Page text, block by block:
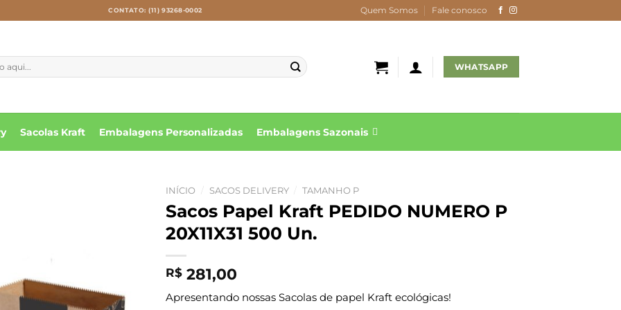
CONTATO: (11) 93268-0002 Quem Somos Fale conosco
WHATSAPP
Sacolas Kraft Embalagens Personalizadas Embalagens Sazonais
INÍCIO SACOS DELIVERY TAMANHO P
Sacos Papel Kraft PEDIDO NUMERO P
20X11X31 500 Un.
R$ 281,00
Apresentando nossas Sacolas de papel Kraft ecológicas!